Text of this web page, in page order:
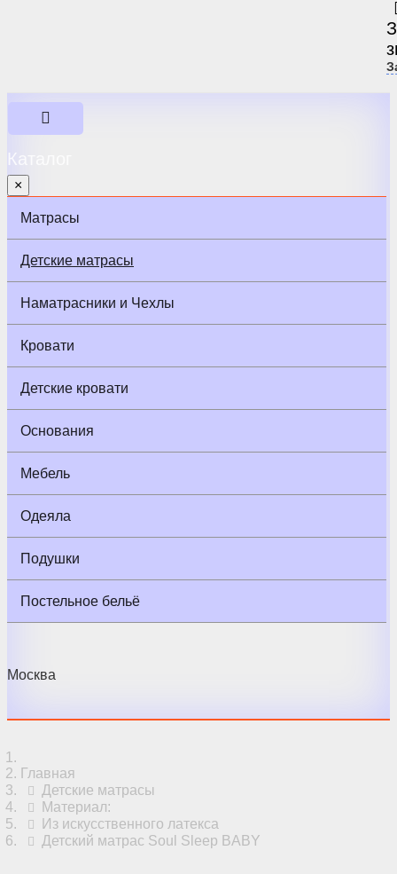
Каталог
×
Матрасы
Детские матрасы
Наматрасники и Чехлы
Кровати
Детские кровати
Основания
Мебель
Одеяла
Подушки
Постельное бельё
Москва
Главная
Детские матрасы
Материал:
Из искусственного латекса
Детский матрас Soul Sleep BABY